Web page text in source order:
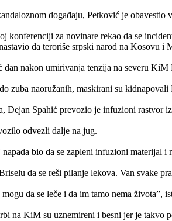
događaju, Petković je
konferenciji za novinare rekao da se
da teroriše srpski narod na Kosovu i
dan nakon umirivanja tenzija na severu
zuba naoružanih, maskirani su
Dejan Spahić prevozio je infuzioni
odvezli dalje na jug.
bio da se zapleni infuzioni materijal
da se reši pilanje lekova. Van svake
da se leče i da im tamo nema života”,
na KiM su uznemireni i besni jer je takvo